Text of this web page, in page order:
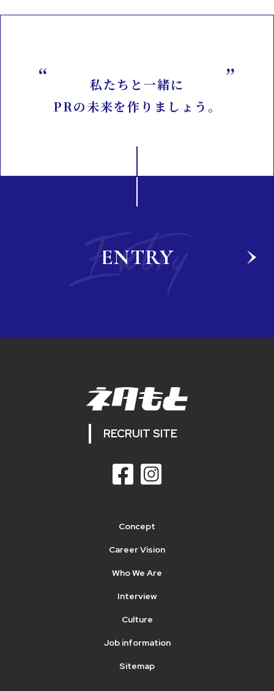
私たちと一緒に
PRの未来を作りましょう。
ENTRY
Entry
RECRUIT SITE
Concept
Career Vision
Who We Are
Interview
Culture
Job information
Sitemap